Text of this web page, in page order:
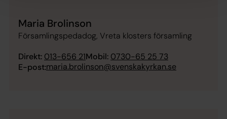
Maria Brolinson
Församlingspedadog, Vreta klosters församling
Direkt: 013-656 21Mobil: 0730-65 25 73
E-post:maria.brolinson@svenskakyrkan.se